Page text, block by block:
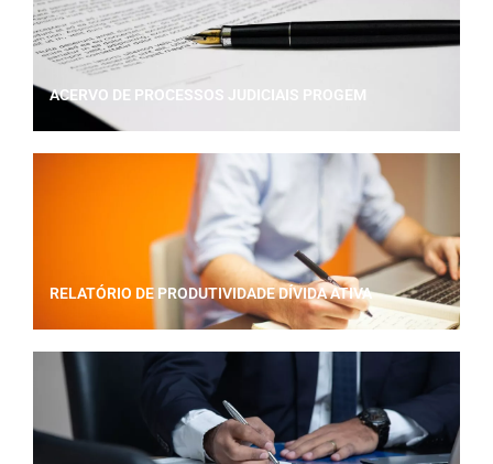
ACERVO DE PROCESSOS JUDICIAIS PROGEM
RELATÓRIO DE PRODUTIVIDADE DÍVIDA ATIVA